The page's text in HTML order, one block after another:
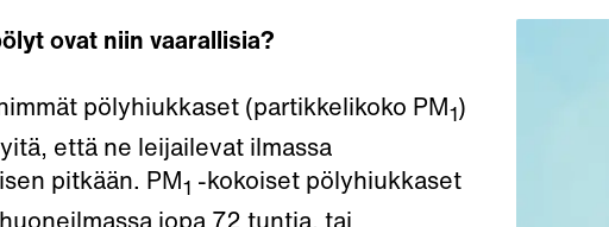
ovat niin vaarallisia?
pölyhiukkaset (partikkelikoko PM1)
että ne leijailevat ilmassa
pitkään. PM1 -kokoiset pölyhiukkaset